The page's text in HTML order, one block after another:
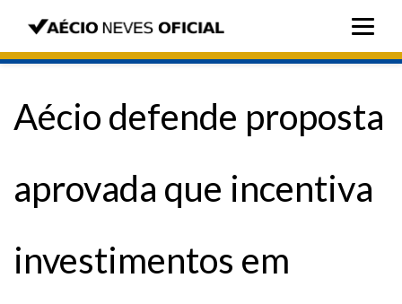
Aécio defende proposta
aprovada que incentiva
investimentos em